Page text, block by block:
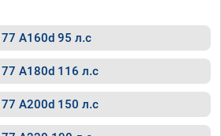
A160d 95 л.с
A180d 116 л.с
A200d 150 л.с